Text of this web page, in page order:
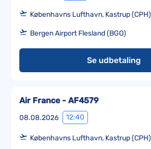
Københavns Lufthavn, Kastrup (CPH)
Bergen Airport Flesland (BGO)
Se udbetaling
08.08.2026 12:40
Air France - AF4579
Københavns Lufthavn, Kastrup (CPH)